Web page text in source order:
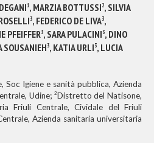
1, MARZIA BOTTUSSI2, SILVIA
3, FEDERICO DE LIVA3,
PFEIFFER3, SARA PULACINI3, DINO
SOUSANIEH3, KATIA URLI3, LUCIA
Soc Igiene e sanità pubblica, Azienda
Udine; 2Distretto del Natisone,
Friuli Centrale, Cividale del Friuli
Azienda sanitaria universitaria